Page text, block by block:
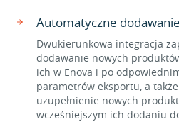
Automatyczne
Dwukierunkowa integracja
dodawanie nowych
ich w Enova i po
parametrów eksportu, a
uzupełnienie nowych
wcześniejszym ich dodaniu